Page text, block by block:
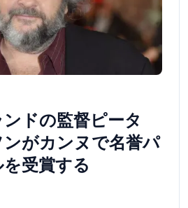
ドの監督ピータ
がカンヌで名誉パ
受賞する